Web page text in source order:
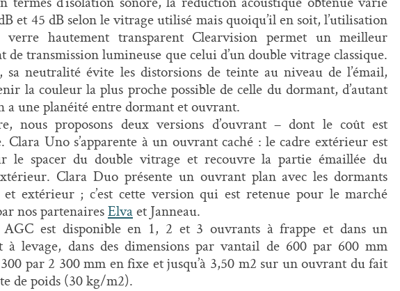
et 45 dB selon le vitrage utilisé mais quoiqu’il en soit, l’utilisation
hautement transparent Clearvision permet un meilleur
de transmission lumineuse que celui d’un double vitrage classique.
sa neutralité évite les distorsions de teinte au niveau de l’émail,
la couleur la plus proche possible de celle du dormant, d’autant
a une planéité entre dormant et ouvrant.
nous proposons deux versions d’ouvrant – dont le coût est
Clara Uno s’apparente à un ouvrant caché : le cadre extérieur est
le spacer du double vitrage et recouvre la partie émaillée du
Clara Duo présente un ouvrant plan avec les dormants
extérieur ; c’est cette version qui est retenue pour le marché
nos partenairesElvaet Janneau.
AGC est disponible en 1, 2 et 3 ouvrants à frappe et dans un
à levage, dans des dimensions par vantail de 600 par 600 mm
300 par 2 300 mm en fixe et jusqu’à 3,50 m2 sur un ouvrant du fait
de poids (30 kg/m2).